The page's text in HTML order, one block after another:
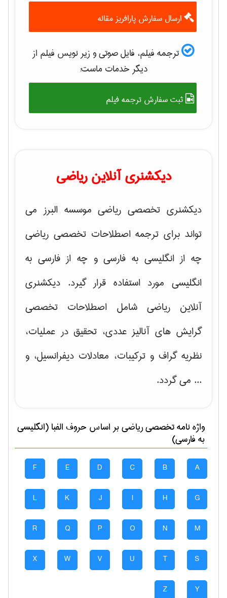
ارسال سفارش پارافریز مقاله
ترجمه فیلم، فایل صوتی و زیر نویس فیلم از
دیگر خدمات ماست:
ثبت سفارش ترجمه فیلم
دیکشنری آنلاین ریاضی
دیکشنری تخصصی ریاضی موسسه البرز می
تواند برای ترجمه اصطلاحات تخصصی ریاضی
چه از انگلیسی به فارسی و چه از فارسی به
انگلیسی مورد استفاده قرار گیرد. دیکشنری
آنلاین ریاضی شامل اصطلاحات تخصصی
گرایش های آنالیز عددی، تحقیق در عملیات،
نظریه گراف و تركیبات، معادلات دیفرانسیل، و
... می گردد.
واژه نامه تخصصیرياضیبر اساس حروف الفبا (انگلیسی
به فارسی)
A
B
C
D
E
F
G
H
I
J
K
L
M
N
O
P
Q
R
S
T
U
V
W
X
Y
Z